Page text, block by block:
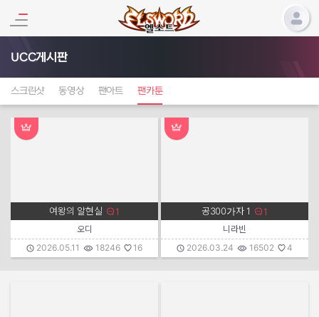
UCC게시판
스크린샷 동영상 팬아트 팬카툰
여왕의 알현실
댓글수:
1
작성자:
오디
작성일:
2026.05.11 조회수:
18246
추천수: 16
공300가자 1
댓글수:
1
작성자:
니라빈
작성일:
2026.03.24 조회수:
16502
추천수: 4